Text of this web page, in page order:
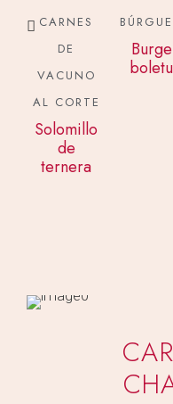
CARNES
DE
VACUNO
AL CORTE
Solomillo
de
ternera